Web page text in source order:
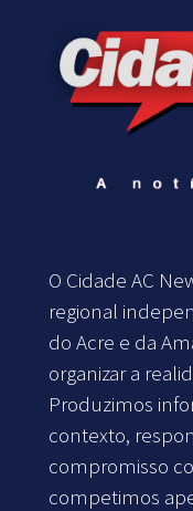
O Cidade AC
regional
do Acre e da
organizar a
Produzimos
contexto,
compromisso
competimos